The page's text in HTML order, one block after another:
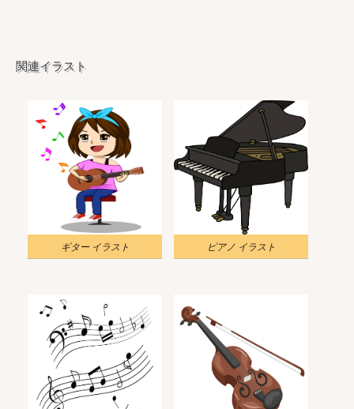
関連イラスト
ギター イラスト ピアノ イラスト